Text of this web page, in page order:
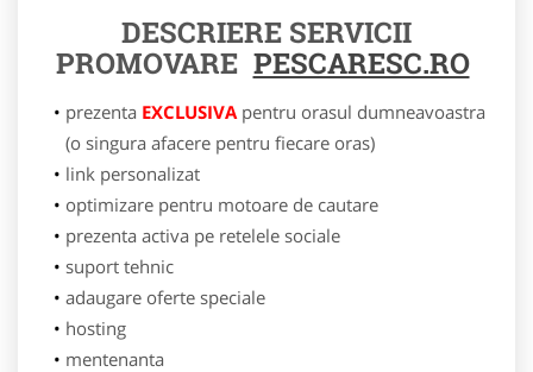
DESCRIERE SERVICII
PROMOVARE PESCARESC.RO
prezenta EXCLUSIVApentru orasul dumneavoastra
(o singura afacere pentru fiecare oras)
link personalizat
optimizare pentru motoare de cautare
prezenta activa pe retelele sociale
suport tehnic
adaugare oferte speciale
hosting
mentenanta